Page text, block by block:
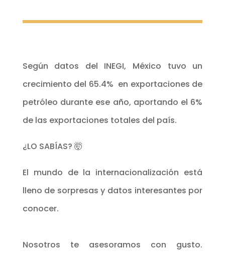
Según datos del INEGI, México tuvo un
crecimiento del 65.4% en exportaciones de
petróleo durante ese año, aportando el 6%
de las exportaciones totales del país.
¿LO SABÍAS? 🤯
El mundo de la internacionalización está
lleno de sorpresas y datos interesantes por
conocer.
Nosotros te asesoramos con gusto.